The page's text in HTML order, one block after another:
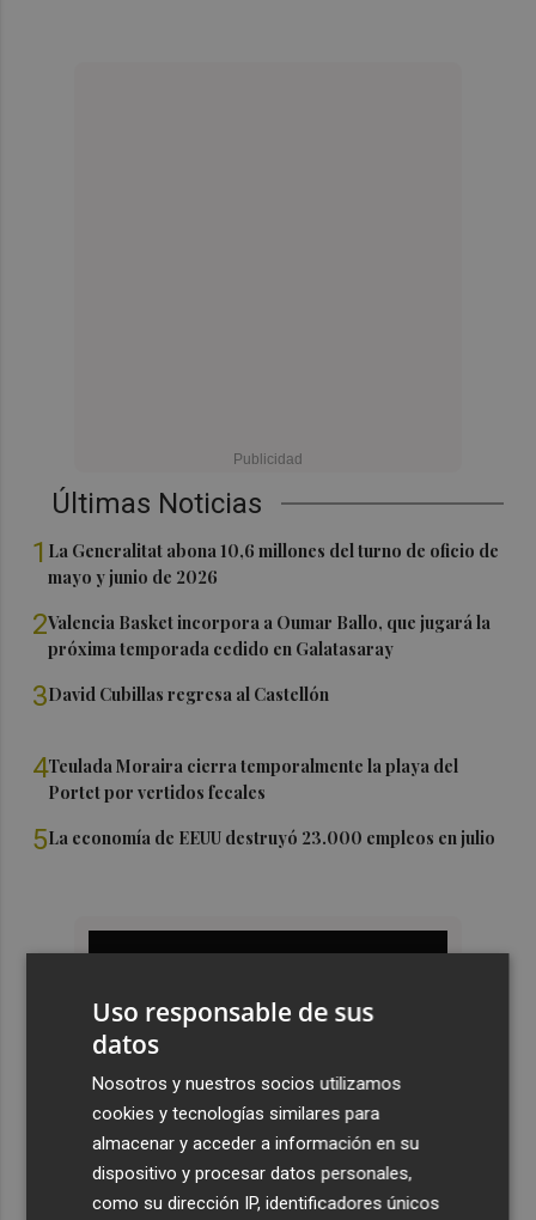
Últimas Noticias
1 La Generalitat abona 10,6 millones del turno de oficio de
mayo y junio de 2026
2Valencia Basket incorpora a Oumar Ballo, que jugará la
próxima temporada cedido en Galatasaray
3David Cubillas regresa al Castellón
4Teulada Moraira cierra temporalmente la playa del
Portet por vertidos fecales
5La economía de EEUU destruyó 23.000 empleos en julio
Uso responsable de sus
datos
Nosotros y nuestros socios utilizamos
cookies y tecnologías similares para
almacenar y acceder a información en su
dispositivo y procesar datos personales,
como su dirección IP, identificadores únicos